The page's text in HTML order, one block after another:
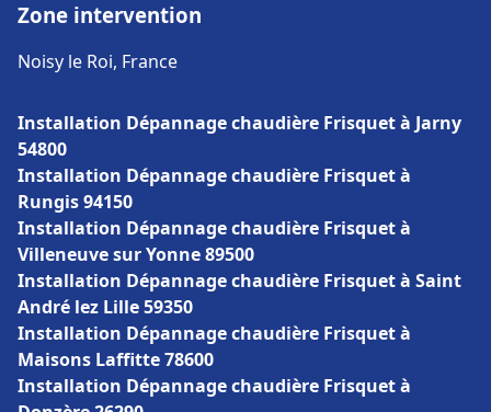
Zone intervention
Noisy le Roi, France
Installation Dépannage chaudière Frisquet à Jarny
54800
Installation Dépannage chaudière Frisquet à
Rungis 94150
Installation Dépannage chaudière Frisquet à
Villeneuve sur Yonne 89500
Installation Dépannage chaudière Frisquet à Saint
André lez Lille 59350
Installation Dépannage chaudière Frisquet à
Maisons Laffitte 78600
Installation Dépannage chaudière Frisquet à